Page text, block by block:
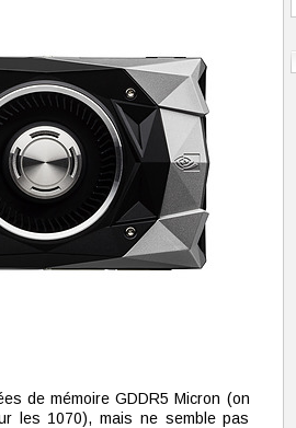
de mémoire GDDR5 Micron (on
les 1070), mais ne semble pas